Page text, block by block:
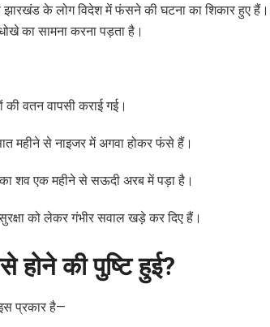
झारखंड के लोग विदेश में फंसने की घटना का शिकार हुए
का सामना करना पड़ता है।
की वतन वापसी कराई गई।
महीने से नाइजर में अगवा होकर फंसे हैं।
शव एक महीने से सऊदी अरब में पड़ा है।
को लेकर गंभीर सवाल खड़े कर दिए हैं।
की पुष्टि हुई?
प्रकार है—